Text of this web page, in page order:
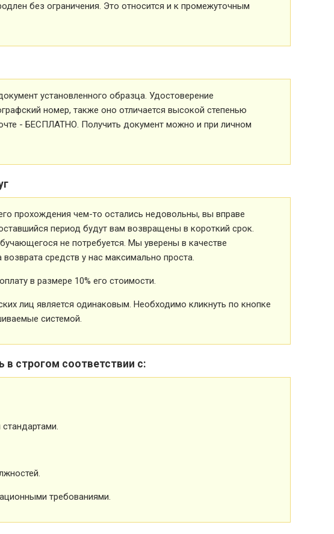
без ограничения. Это относится и к промежуточным
установленного образца. Удостоверение
номер, также оно отличается высокой степенью
- БЕСПЛАТНО. Получить документ можно и при личном
прохождения чем-то остались недовольны, вы вправе
период будут вам возвращены в короткий срок.
не потребуется. Мы уверены в качестве
средств у нас максимально проста.
в размере 10% его стоимости.
лиц является одинаковым. Необходимо кликнуть по кнопке
системой.
в строгом соответствии с:
требованиями.